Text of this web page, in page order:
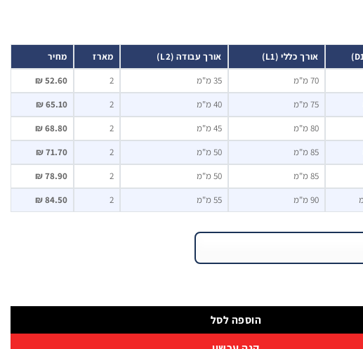
אורך כללי (L1) אורך עבודה (L2) מארז
מחיר
70 מ"מ 35 מ"מ 2
52.60 ₪
75 מ"מ 40 מ"מ 2
65.10 ₪
80 מ"מ 45 מ"מ 2
68.80 ₪
85 מ"מ 50 מ"מ 2
71.70 ₪
85 מ"מ 50 מ"מ 2
78.90 ₪
90 מ"מ 55 מ"מ 2
84.50 ₪
הוספה לסל